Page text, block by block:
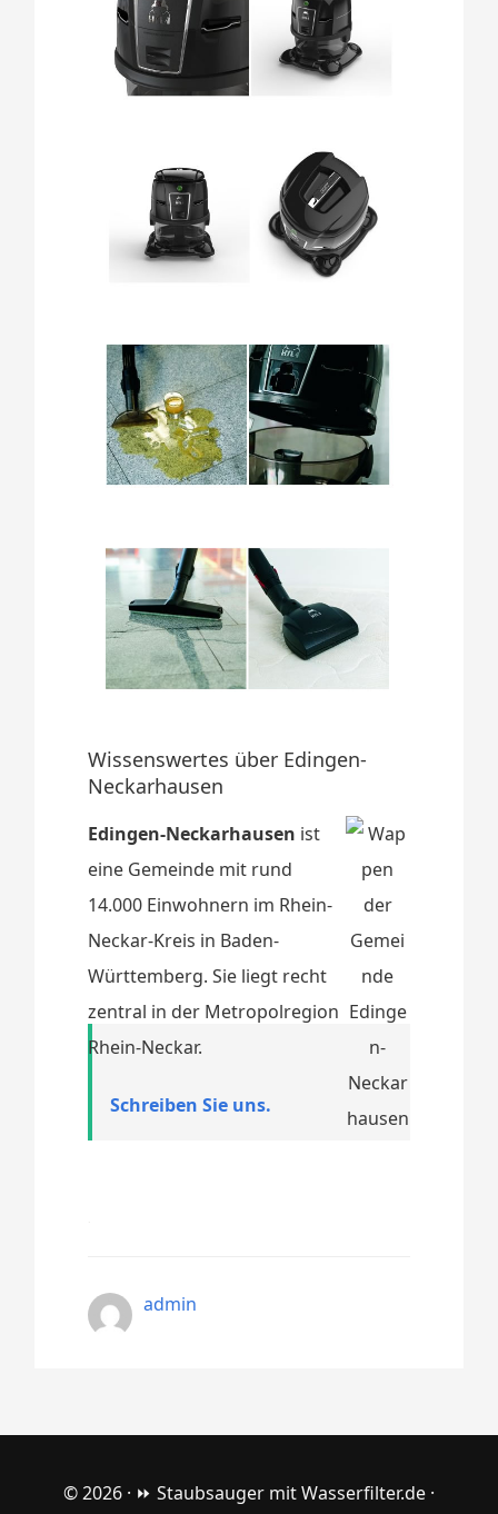
Wissenswertes über Edingen-
Neckarhausen
Edingen-Neckarhausen ist
eine Gemeinde mit rund
14.000 Einwohnern im Rhein-
Neckar-Kreis in Baden-
Württemberg. Sie liegt recht
zentral in der Metropolregion
Rhein-Neckar.
Schreiben Sie uns.
admin
© 2026 · ⏩ Staubsauger mit Wasserfilter.de ·